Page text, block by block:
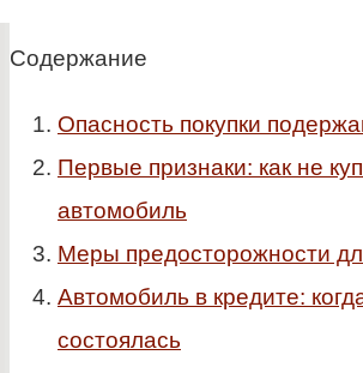
Содержание
Опасность покупки
Первые признаки: как не
автомобиль
Меры предосторожности
Автомобиль в кредите:
состоялась